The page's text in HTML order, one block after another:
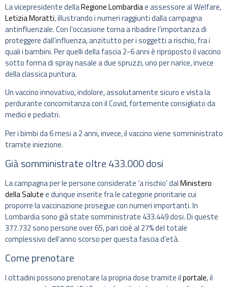
La vicepresidente dellaRegione Lombardiae assessore al Welfare,
Letizia Moratti, illustrando i numeri raggiunti dalla campagna
antinfluenzale. Con l’occasione torna a ribadire l’importanza di
proteggere dall’influenza, anzitutto per i soggetti a rischio, fra i
quali i bambini. Per quelli della fascia 2-6 anni è riproposto il vaccino
sotto forma di spray nasale a due spruzzi, uno per narice, invece
della classica puntura.
Un vaccino innovativo, indolore, assolutamente sicuro e vista la
perdurante concomitanza con il Covid, fortemente consigliato da
medici e pediatri.
Per i bimbi da 6 mesi a 2 anni, invece, il vaccino viene somministrato
tramite iniezione.
Già somministrate oltre 433.000 dosi
La campagna per le persone considerate ‘a rischio’ dalMinistero
della Salutee dunque inserite fra le categorie prioritarie cui
proporre la vaccinazione prosegue con numeri importanti. In
Lombardia sono già state somministrate 433.449 dosi. Di queste
377.732 sono persone over 65, pari cioè al 27% del totale
complessivo dell’anno scorso per questa fascia d’età.
Come prenotare
I cittadini possono prenotare la propria dose tramite ilportale, il